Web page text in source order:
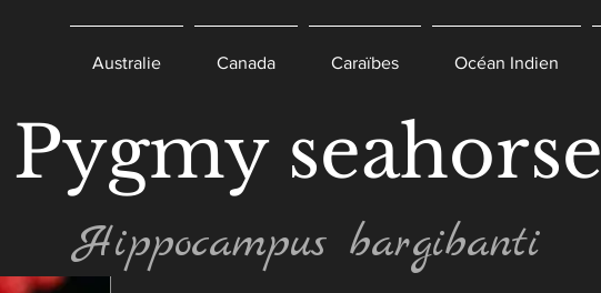
Australie Canada Caraïbes Océan Indien
Pygmy seahorse
Hippocampus bargibanti